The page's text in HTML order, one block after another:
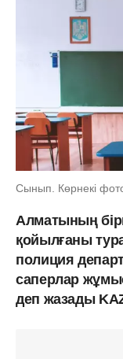
Сынып. Көрнекі
Алматының
қойылғаны
полиция
саперлар
деп жазады